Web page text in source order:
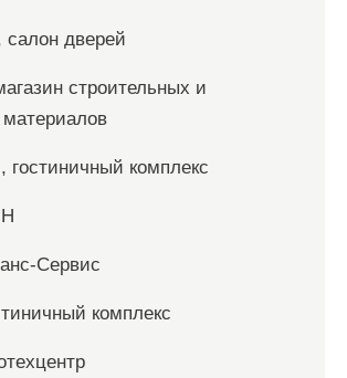
дверей
строительных и
гостиничный комплекс
Сервис
комплекс